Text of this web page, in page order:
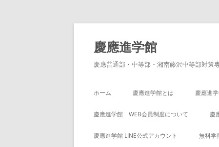
コ
テ
ン
ツ
へ
ス
慶應進学館
慶應普通部・中等部・湘南藤沢中等部対策
ホーム 慶應進学館とは 慶應進
慶應進学館 WEB会員制度について 慶
慶應進学館 LINE公式アカウント 無料学